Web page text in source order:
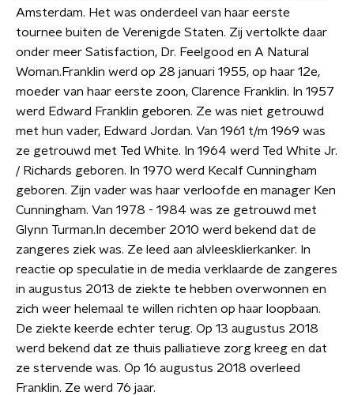
Amsterdam. Het was onderdeel van haar eerste
tournee buiten de Verenigde Staten. Zij vertolkte daar
onder meer Satisfaction, Dr. Feelgood en A Natural
Woman.Franklin werd op 28 januari 1955, op haar 12e,
moeder van haar eerste zoon, Clarence Franklin. In 1957
werd Edward Franklin geboren. Ze was niet getrouwd
met hun vader, Edward Jordan. Van 1961 t/m 1969 was
ze getrouwd met Ted White. In 1964 werd Ted White Jr.
/ Richards geboren. In 1970 werd Kecalf Cunningham
geboren. Zijn vader was haar verloofde en manager Ken
Cunningham. Van 1978 - 1984 was ze getrouwd met
Glynn Turman.In december 2010 werd bekend dat de
zangeres ziek was. Ze leed aan alvleesklierkanker. In
reactie op speculatie in de media verklaarde de zangeres
in augustus 2013 de ziekte te hebben overwonnen en
zich weer helemaal te willen richten op haar loopbaan.
De ziekte keerde echter terug. Op 13 augustus 2018
werd bekend dat ze thuis palliatieve zorg kreeg en dat
ze stervende was. Op 16 augustus 2018 overleed
Franklin. Ze werd 76 jaar.